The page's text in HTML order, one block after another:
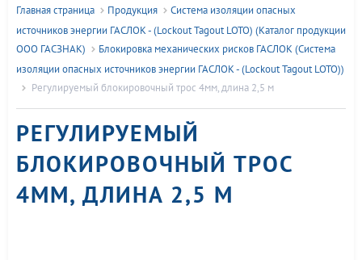
Главная страница Продукция
Система изоляции опасных
источников энергии ГАСЛОК - (Lockout Tagout LOTO) (Каталог продукции
ООО ГАСЗНАК)
Блокировка механических рисков ГАСЛОК (Система
изоляции опасных источников энергии ГАСЛОК - (Lockout Tagout LOTO))
Регулируемый блокировочный трос 4мм, длина 2,5 м
РЕГУЛИРУЕМЫЙ
БЛОКИРОВОЧНЫЙ ТРОС
4ММ, ДЛИНА 2,5 М